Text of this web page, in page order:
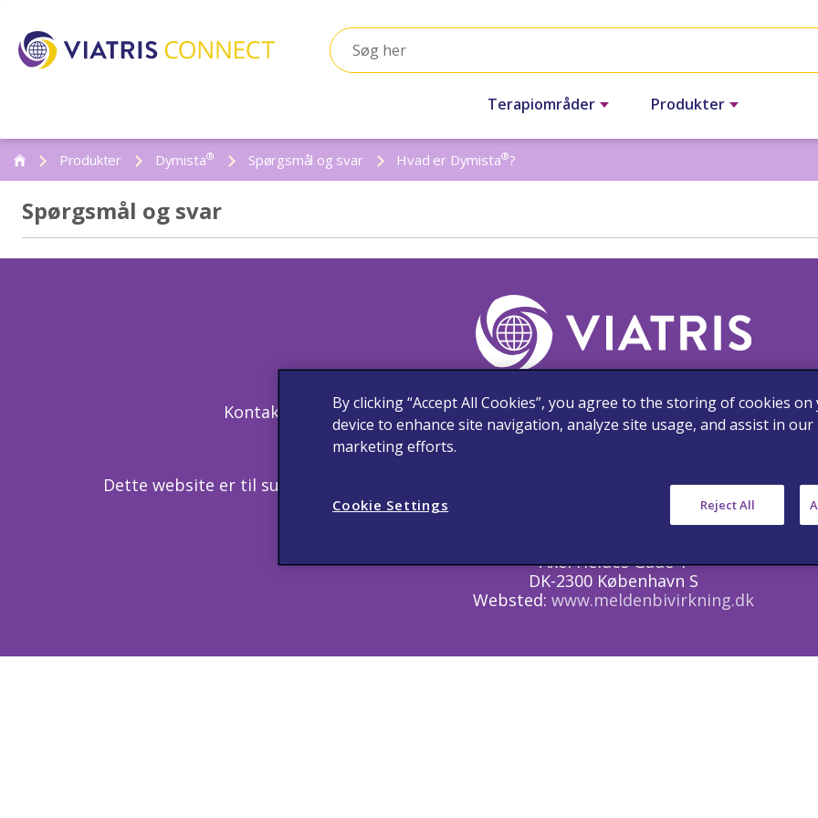
Terapiområder Produkter
Produkter Dymista® Spørgsmål og svar Hvad er Dymista®?
Spørgsmål og svar
Kontakt Utilsigtede hændelser Vilkår for brug
Dette website er til sundhedspersonale i Danmark. Sundhedspersoner anmodes om at
utilsigtede hændelser om vores produkter til Viatris
Axel Heides Gade 1
DK-2300 København S
Websted: www.meldenbivirkning.dk
By clicking “Accept All Cookies”, you agree to the storing of cookies
device to enhance site navigation, analyze site usage, and assist in our
marketing efforts.
Cookie Settings Reject All